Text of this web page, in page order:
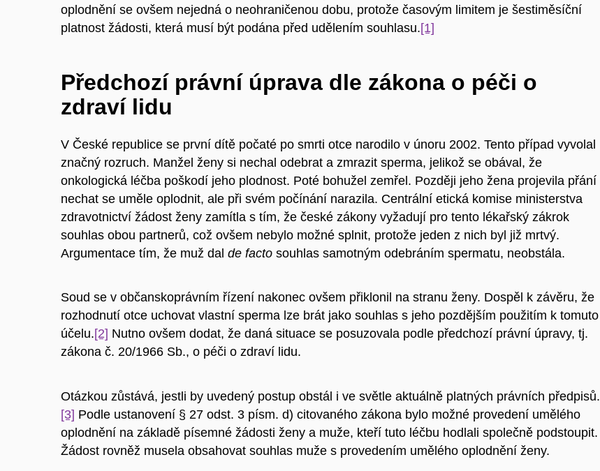
oplodnění se ovšem nejedná o neohraničenou dobu, protože časovým limitem je šestiměsíční
platnost žádosti, která musí být podána před udělením souhlasu.[1]
Předchozí právní úprava dle zákona o péči o
zdraví lidu
V České republice se první dítě počaté po smrti otce narodilo v únoru 2002. Tento případ vyvolal
značný rozruch. Manžel ženy si nechal odebrat a zmrazit sperma, jelikož se obával, že
onkologická léčba poškodí jeho plodnost. Poté bohužel zemřel. Později jeho žena projevila přání
nechat se uměle oplodnit, ale při svém počínání narazila. Centrální etická komise ministerstva
zdravotnictví žádost ženy zamítla s tím, že české zákony vyžadují pro tento lékařský zákrok
souhlas obou partnerů, což ovšem nebylo možné splnit, protože jeden z nich byl již mrtvý.
Argumentace tím, že muž dal de facto souhlas samotným odebráním spermatu, neobstála.
Soud se v občanskoprávním řízení nakonec ovšem přiklonil na stranu ženy. Dospěl k závěru, že
rozhodnutí otce uchovat vlastní sperma lze brát jako souhlas s jeho pozdějším použitím k tomuto
účelu.[2] Nutno ovšem dodat, že daná situace se posuzovala podle předchozí právní úpravy, tj.
zákona č. 20/1966 Sb., o péči o zdraví lidu.
Otázkou zůstává, jestli by uvedený postup obstál i ve světle aktuálně platných právních předpisů.
[3] Podle ustanovení § 27 odst. 3 písm. d) citovaného zákona bylo možné provedení umělého
oplodnění na základě písemné žádosti ženy a muže, kteří tuto léčbu hodlali společně podstoupit.
Žádost rovněž musela obsahovat souhlas muže s provedením umělého oplodnění ženy.